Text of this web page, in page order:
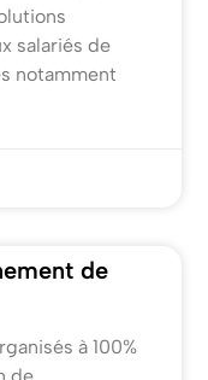
salariés de
notamment
de
à 100%